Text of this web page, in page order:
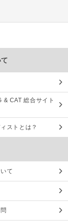
& CAT 総合サイト
ストとは？
て